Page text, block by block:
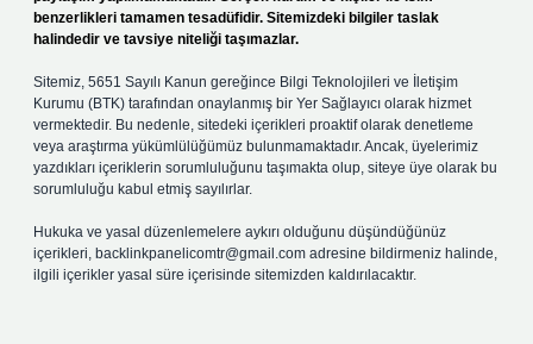
benzerlikleri tamamen tesadüfidir. Sitemizdeki bilgiler taslak
halindedir ve tavsiye niteliği taşımazlar.
Sitemiz, 5651 Sayılı Kanun gereğince Bilgi Teknolojileri ve İletişim
Kurumu (BTK) tarafından onaylanmış bir Yer Sağlayıcı olarak hizmet
vermektedir. Bu nedenle, sitedeki içerikleri proaktif olarak denetleme
veya araştırma yükümlülüğümüz bulunmamaktadır. Ancak, üyelerimiz
yazdıkları içeriklerin sorumluluğunu taşımakta olup, siteye üye olarak bu
sorumluluğu kabul etmiş sayılırlar.
Hukuka ve yasal düzenlemelere aykırı olduğunu düşündüğünüz
içerikleri, backlinkpanelicomtr@gmail.com adresine bildirmeniz halinde,
ilgili içerikler yasal süre içerisinde sitemizden kaldırılacaktır.